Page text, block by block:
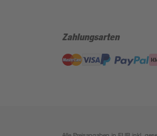
Zahlungsarten